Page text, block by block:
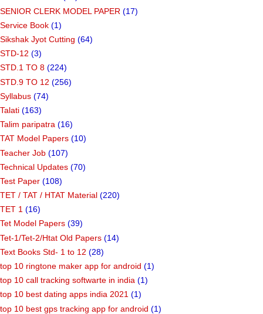
SENIOR CLERK MODEL PAPER (17)
Service Book (1)
Sikshak Jyot Cutting (64)
STD-12 (3)
STD.1 TO 8 (224)
STD.9 TO 12 (256)
Syllabus (74)
Talati (163)
Talim paripatra (16)
TAT Model Papers (10)
Teacher Job (107)
Technical Updates (70)
Test Paper (108)
TET / TAT / HTAT Material (220)
TET 1 (16)
Tet Model Papers (39)
Tet-1/Tet-2/Htat Old Papers (14)
Text Books Std- 1 to 12 (28)
top 10 ringtone maker app for android (1)
top 10 call tracking softwarte in india (1)
top 10 best dating apps india 2021 (1)
top 10 best gps tracking app for android (1)